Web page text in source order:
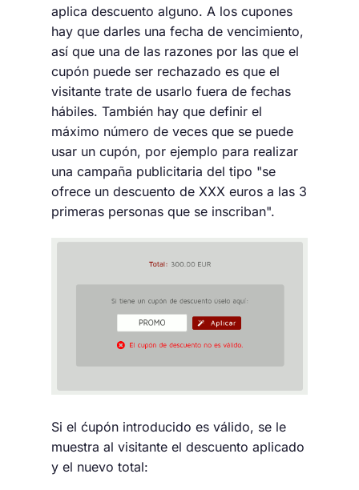
aplica descuento alguno. A los cupones
hay que darles una fecha de vencimiento,
así que una de las razones por las que el
cupón puede ser rechazado es que el
visitante trate de usarlo fuera de fechas
hábiles. También hay que definir el
máximo número de veces que se puede
usar un cupón, por ejemplo para realizar
una campaña publicitaria del tipo "se
ofrece un descuento de XXX euros a las 3
primeras personas que se inscriban".
Si el ćupón introducido es válido, se le
muestra al visitante el descuento aplicado
y el nuevo total: